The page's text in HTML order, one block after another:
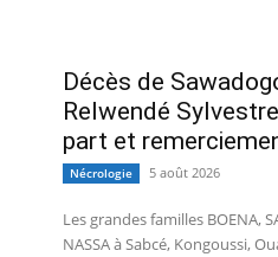
Décès de
Relwendé
part et
Nécrologie 5 août 2026
Les grandes familles BOENA,
NASSA à Sabcé, Kongoussi,